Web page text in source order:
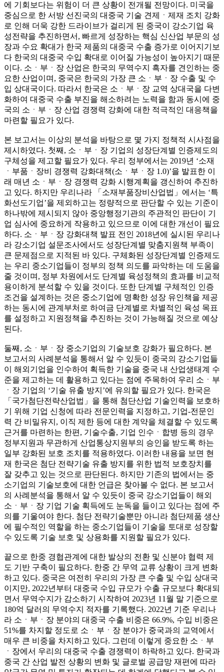
에 기회보다는 위험이 더 큰 상황이 전개될 전망이다. 미국을
중심으로 한 서방 선진국의 대중국 기술 견제ㆍ제재 조치 강화
로 인해 더욱 강한 드라이브가 걸리게 된 중국이 강소기업 육
성전략을 추진하면서, 빠르게 성장하는 핵심 신산업 부문의 성
장과 수요 확대가 한국 제품의 대중국 수출 증가로 이어지기보
다 한국의 대중국 수입 확대로 이어질 가능성이 높아지기 때문
이다. 소ㆍ부ㆍ장 산업은 한국의 무역수지 흑자를 견인하는 중
요한 산업이며, 중국은 한국의 가장 큰 소ㆍ부ㆍ장 수출 및 수
입 상대국이다. 따라서 한국은 소ㆍ부ㆍ장 교역 상대국을 다변
화하여 대중국 수출 부진을 해소하려는 노력을 함과 동시에 중
국의 소ㆍ부ㆍ장 산업 경쟁력 강화에 대한 적극적인 대응책을
마련할 필요가 있다.
본 보고서는 이상의 분석을 바탕으로 몇 가지 정책적 시사점을
제시하였다. 첫째, 소ㆍ부ㆍ장 기업의 성장단계별 인증제도의
구체성을 제고할 필요가 있다. 우리 정부에서는 2019년 ‘소재
ㆍ부품ㆍ장비 경쟁력 강화대책(소ㆍ부ㆍ장 1.0)’을 발표한 이
래 매년 소ㆍ부ㆍ장 경쟁력 강화 시행계획을 갱신하여 추진하
고 있다. 하지만 우리나라 「소재부품장비산업법」에서는 ‘특
화선도기업’을 제외하고는 정량적으로 판단할 수 있는 기준이
하나밖에 제시되지 않아 중앙행정기관의 주관적인 판단이 기
업 심사에 중요하게 작용하고 있으므로 이에 대한 개선이 필요
하다. 소ㆍ부ㆍ장 강화대책 발표 전인 2018년에 실시된 우리나
라 강소기업 설문조사에서도 성장단계별 맞춤지원책 부족이
큰 문제점으로 지적된 바 있다. 구체화된 성장단계별 인증제도
는 우리 중소기업들이 정부의 정책 의도를 파악하는 데 도움을
줄 것이며, 정부 차원에서도 단계별 육성정책의 효과를 비교적
용이하게 분석할 수 있을 것이다. 또한 단계별 구체적인 인증
조건을 설계하는 것은 중소기업에 명확한 성장 유인책을 제공
하는 동시에 관계부처로 하여금 단계별로 차별적인 육성 목표
를 설정하고 지원정책을 추진하는 것이 가능해질 것으로 예상
된다.
둘째, 소ㆍ부ㆍ장 중소기업의 기술보호 강화가 필요하다. 본
보고서의 사례분석을 통해서 알 수 있듯이 중국의 강소기업들
이 해외기업을 인수하여 획득한 기술을 중국 내 산업생태계 수
준을 제고하는 데 활용하고 있다는 점에 주목하여 우리 소ㆍ부
ㆍ장 기업의 ‘기술 유출 방지’에 유의할 필요가 있다. 한국은
「국가첨단전략산업법」을 통해 첨단산업 기술인력을 보호하
기 위해 기업 신청에 따라 전문인력을 지정하고, 기업-전문인
력 간 비밀유지, 이직 제한 등에 대한 계약을 체결할 수 있도록
근거를 마련하는 한편, 기술수출, 기업 인수ㆍ합병 등의 경우
정부지원과 무관하게 산업통상지원부의 승인을 받도록 하는
일부 강화된 보호 조치를 적용하였다. 이러한 내용을 보면 현
재 한국은 첨단 전략기술 유출 방지를 위한 법적 보호장치를
잘 갖추고 있는 것으로 판단된다. 하지만 기존의 법에서는 중
소기업의 기술보호에 대한 언급은 찾아볼 수 없다. 본 보고서
의 사례분석을 통해서 알 수 있듯이 중국 강소기업들이 해외
소ㆍ부ㆍ장 기업 기술 획득에도 눈독을 들이고 있다는 점에 주
의를 기울여야 한다. 첨단 전략기술뿐만 아니라 첨단제품 생산
에 필수적인 역할을 하는 중소기업들이 기술을 토대로 성장할
수 있도록 기술 보호 및 상용화를 지원할 필요가 있다.
끝으로 한중 경협관계에 대한 발상의 전환 및 신분야 협력 제
도 기반 구축이 필요하다. 한중 간 무역 교류 상황이 크게 변화
하고 있다. 중국은 여전히 우리의 가장 큰 수출 및 수입 상대국
이지만, 2022년부터 대중국 수입 규모가 수출 규모보다 확대되
면서 무역수지가 감소하기 시작하여 2023년 11월 말 기준으로
180억 달러의 무역수지 적자를 기록했다. 2022년 기준 우리나
라 소ㆍ부ㆍ장 분야의 대중국 수출 비중은 66.9%, 수입 비중은
51%를 차지할 정도로 소ㆍ부ㆍ장 분야가 중국과의 교역에서
매우 큰 비중을 차지하고 있다. 그런데 이렇게 중요한 소ㆍ부
ㆍ장에서 우리의 대중국 수출 경쟁력이 하락하고 있다. 한국과
중국 간 산업 발전 상황의 변화 및 글로벌 공급망 재편에 따라